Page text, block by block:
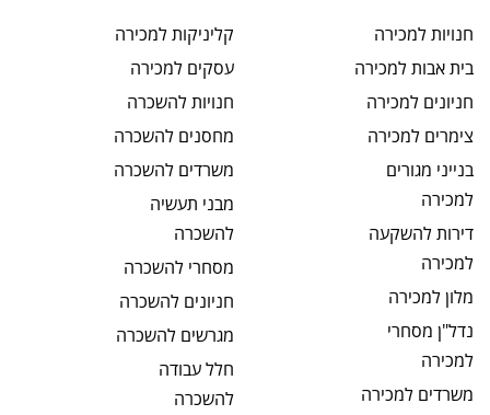
חנויותלמכירה
בית אבותלמכירה
חניונים למכירה
צימרים למכירה
בנייני מגורים
למכירה
דירות להשקעה
למכירה
מלון למכירה
נדל"ן מסחרי
למכירה
משרדים למכירה
קליניקותלמכירה
עסקים למכירה
חנויותלהשכרה
מחסנים להשכרה
משרדים להשכרה
מבני תעשיה
להשכרה
מסחרי להשכרה
חניונים להשכרה
מגרשים להשכרה
חלל עבודה
להשכרה